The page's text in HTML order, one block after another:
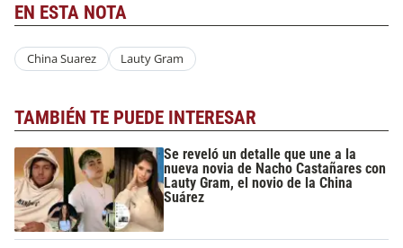
EN ESTA NOTA
China Suarez Lauty Gram
TAMBIÉN TE PUEDE INTERESAR
Se reveló un detalle que une a la
nueva novia de Nacho Castañares con
Lauty Gram, el novio de la China
Suárez